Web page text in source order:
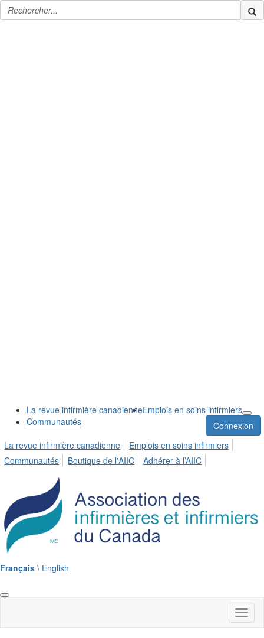
La revue infirmière canadienneEmplois en soins infirmiers
Communautés
Connexion
La revue infirmière canadienne
Emplois en soins infirmiers
Communautés
Boutique de l'AIIC Adhérer à l’AIIC
Français \ English